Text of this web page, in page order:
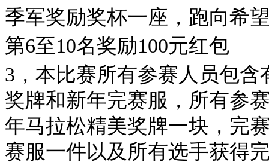
季军奖励奖杯一座，跑向希
第6至10名奖励100元红包
3，本比赛所有参赛人员包
奖牌和新年完赛服，所有参
年马拉松精美奖牌一块，完
赛服一件以及所有选手获得